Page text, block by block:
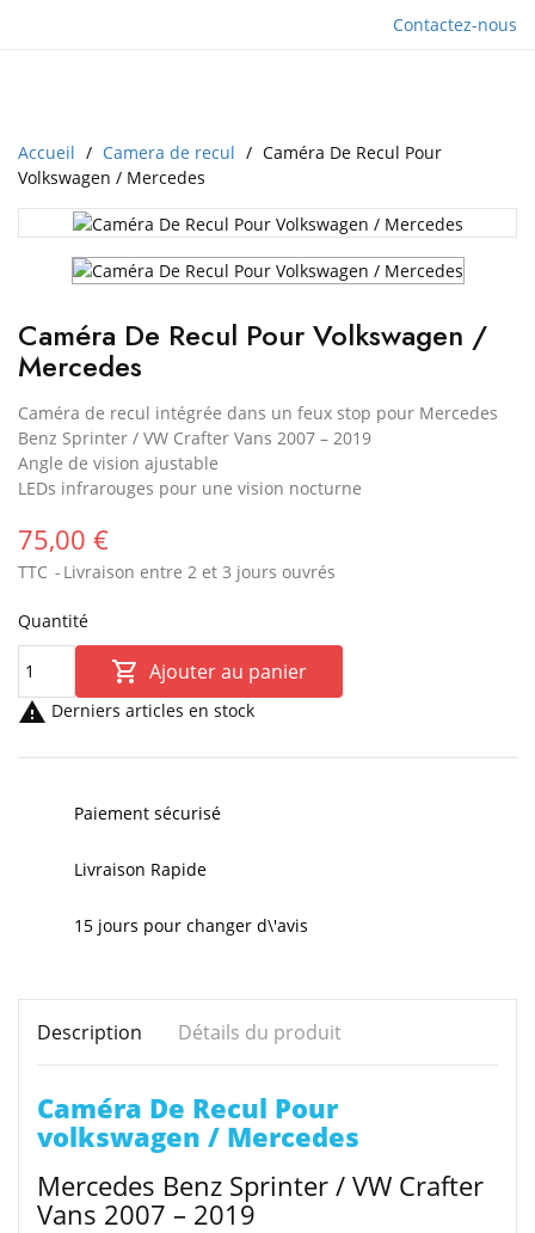
Contactez-nous
Accueil Camera de recul
Caméra De Recul Pour
Volkswagen / Mercedes
Caméra De Recul Pour Volkswagen /
Mercedes
Caméra de recul intégrée dans un feux stop pour Mercedes
Benz Sprinter / VW Crafter Vans 2007 – 2019
Angle de vision ajustable
LEDs infrarouges pour une vision nocturne
75,00 €
TTC Livraison entre 2 et 3 jours ouvrés
Quantité
 Ajouter au panier
 Derniers articles en stock
Paiement sécurisé
Livraison Rapide
15 jours pour changer d\'avis
Description Détails du produit
Caméra De Recul Pour
volkswagen / Mercedes
Mercedes Benz Sprinter / VW Crafter
Vans 2007 – 2019